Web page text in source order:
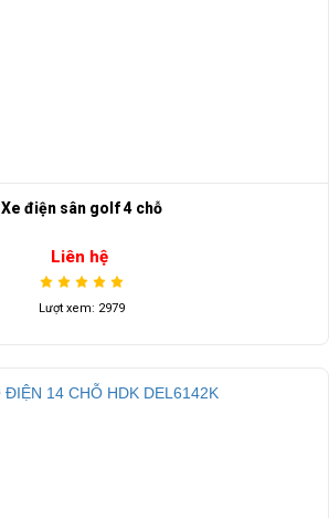
Xe điện sân golf 4 chỗ
Liên hệ
Lượt xem: 2979